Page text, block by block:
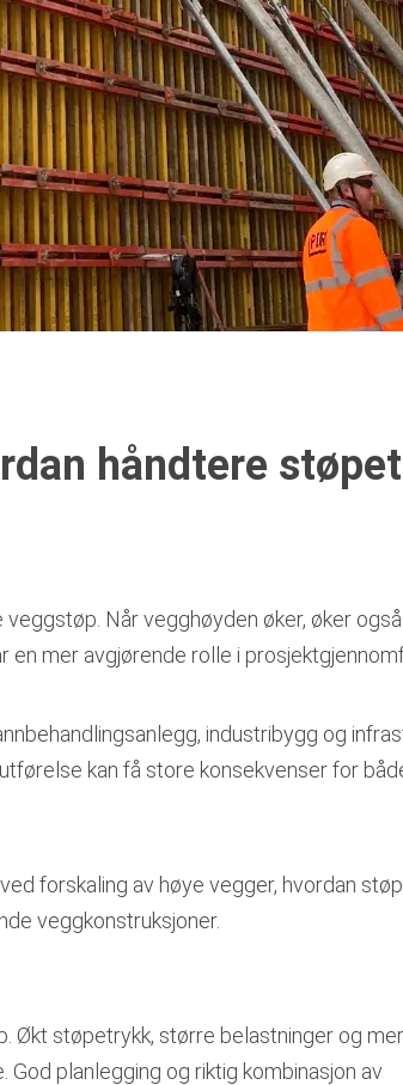
håndtere
Når vegghøyden øker, øker
mer avgjørende rolle i
industribygg og
kan få store konsekvenser for
forskaling av høye vegger, hvordan
veggkonstruksjoner.
Økt støpetrykk, større belastninger og
planlegging og riktig kombinasjon av